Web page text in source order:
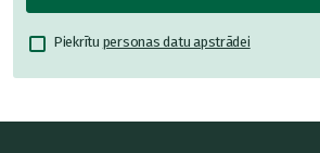
Piekrītu personas datu apstrādei